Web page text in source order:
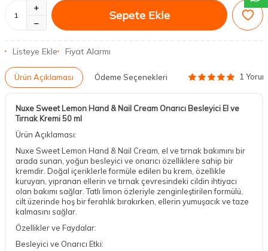
Sepete Ekle
Listeye Ekle Fiyat Alarmı
Ürün Açıklaması Ödeme Seçenekleri 1 Yorum
Nuxe Sweet Lemon Hand & Nail Cream Onarıcı Besleyici El ve
Tırnak Kremi 50 ml
Ürün Açıklaması:
Nuxe Sweet Lemon Hand & Nail Cream, el ve tırnak bakımını bir
arada sunan, yoğun besleyici ve onarıcı özelliklere sahip bir
kremdir. Doğal içeriklerle formüle edilen bu krem, özellikle
kuruyan, yıpranan ellerin ve tırnak çevresindeki cildin ihtiyacı
olan bakımı sağlar. Tatlı limon özleriyle zenginleştirilen formülü,
cilt üzerinde hoş bir ferahlık bırakırken, ellerin yumuşacık ve taze
kalmasını sağlar.
Özellikler ve Faydalar:
Besleyici ve Onarıcı Etki: